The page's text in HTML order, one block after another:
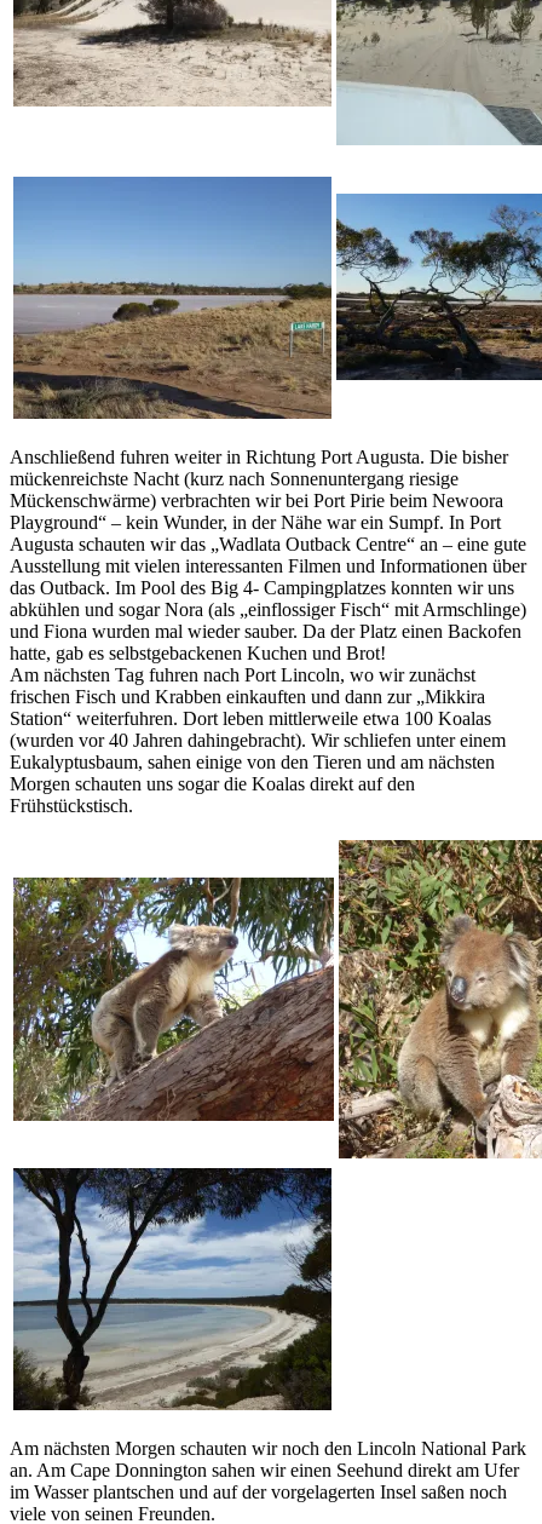
Anschließend fuhren weiter in Richtung Port Augusta. Die bisher
mückenreichste Nacht (kurz nach Sonnenuntergang riesige
Mückenschwärme) verbrachten wir bei Port Pirie beim Newoora
Playground“ – kein Wunder, in der Nähe war ein Sumpf. In Port
Augusta schauten wir das „Wadlata Outback Centre“ an – eine gute
Ausstellung mit vielen interessanten Filmen und Informationen über
das Outback. Im Pool des Big 4- Campingplatzes konnten wir uns
abkühlen und sogar Nora (als „einflossiger Fisch“ mit Armschlinge)
und Fiona wurden mal wieder sauber. Da der Platz einen Backofen
hatte, gab es selbstgebackenen Kuchen und Brot!
Am nächsten Tag fuhren nach Port Lincoln, wo wir zunächst
frischen Fisch und Krabben einkauften und dann zur „Mikkira
Station“ weiterfuhren. Dort leben mittlerweile etwa 100 Koalas
(wurden vor 40 Jahren dahingebracht). Wir schliefen unter einem
Eukalyptusbaum, sahen einige von den Tieren und am nächsten
Morgen schauten uns sogar die Koalas direkt auf den
Frühstückstisch.
Am nächsten Morgen schauten wir noch den Lincoln National Park
an. Am Cape Donnington sahen wir einen Seehund direkt am Ufer
im Wasser plantschen und auf der vorgelagerten Insel saßen noch
viele von seinen Freunden.